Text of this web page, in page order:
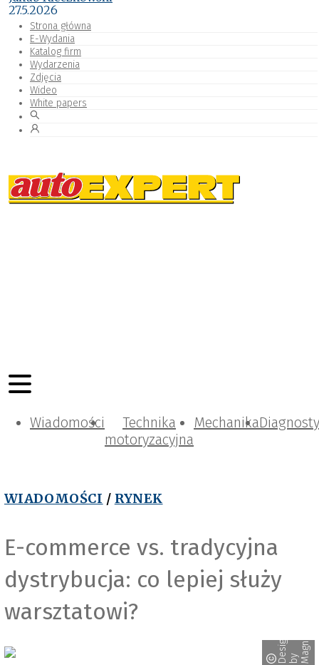
Strona główna
E-Wydania
Katalog firm
Wydarzenia
Zdjęcia
Wideo
White papers
Wiadomości
Technika
motoryzacyjna
Mechanika
WIADOMOŚCI / RYNEK
E-commerce vs. tradycyjna
dystrybucja: co lepiej służy
warsztatowi?
D e
s
i
g
n e
d
b y
M
a
g
n
i
f
i c
27.5.2026